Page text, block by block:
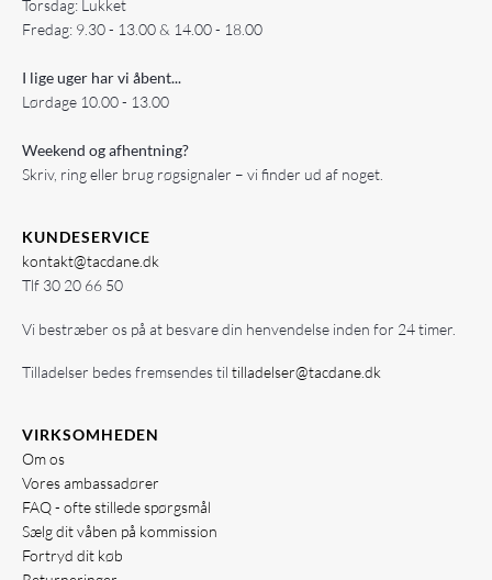
Torsdag: Lukket
Fredag: 9.30 - 13.00 & 14.00 - 18.00
I lige uger har vi åbent...
Lørdage 10.00 - 13.00
Weekend og afhentning?
Skriv, ring eller brug røgsignaler – vi finder ud af noget.
KUNDESERVICE
kontakt@tacdane.dk
Tlf 30 20 66 50
Vi bestræber os på at besvare din henvendelse inden for 24 timer.
Tilladelser bedes fremsendes til tilladelser@tacdane.dk
VIRKSOMHEDEN
Om os
Vores ambassadører
FAQ - ofte stillede spørgsmål
Sælg dit våben på kommission
Fortryd dit køb